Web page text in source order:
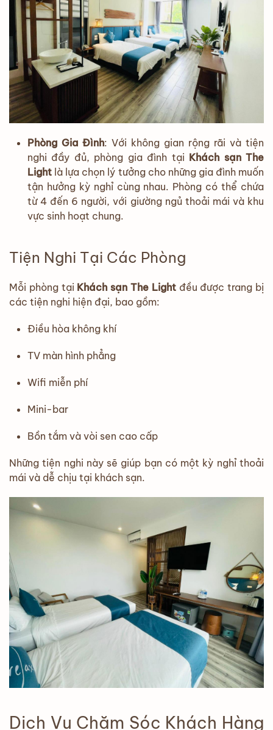
Phòng Gia Đình: Với không gian rộng rãi và tiện
nghi đầy đủ, phòng gia đình tại Khách sạn The
Light là lựa chọn lý tưởng cho những gia đình muốn
tận hưởng kỳ nghỉ cùng nhau. Phòng có thể chứa
từ 4 đến 6 người, với giường ngủ thoải mái và khu
vực sinh hoạt chung.
Tiện Nghi Tại Các Phòng
Mỗi phòng tại Khách sạn The Lightđều được trang bị
các tiện nghi hiện đại, bao gồm:
Điều hòa không khí
TV màn hình phẳng
Wifi miễn phí
Mini-bar
Bồn tắm và vòi sen cao cấp
Những tiện nghi này sẽ giúp bạn có một kỳ nghỉ thoải
mái và dễ chịu tại khách sạn.
Dịch Vụ Chăm Sóc Khách Hàng